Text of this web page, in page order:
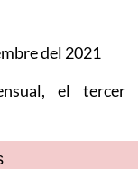
del 2021
el tercer